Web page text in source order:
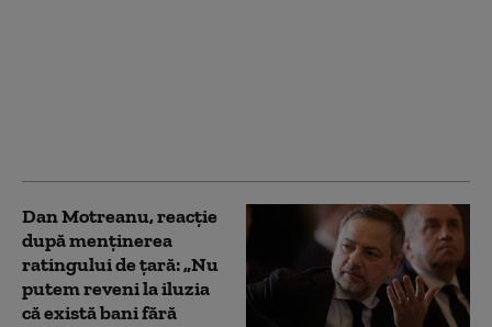
Dan Motreanu, reacție
după menținerea
ratingului de țară: „Nu
putem reveni la iluzia
că există bani fără